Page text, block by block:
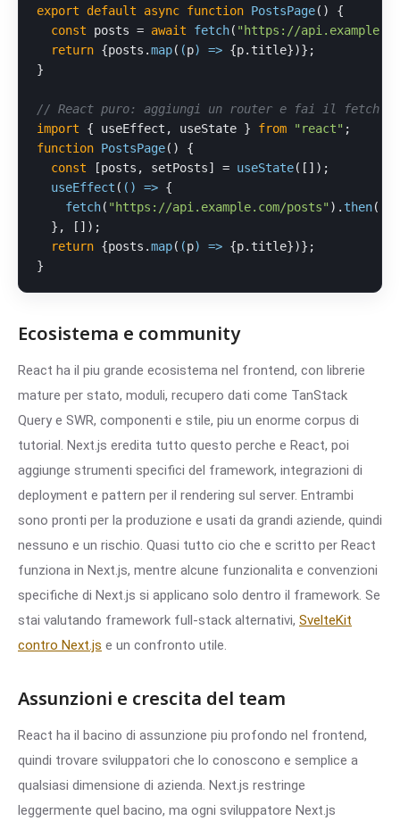
export
default async function PostsPage( ) {
const posts = await fetch( "https://
return {posts.map( (p) => {p. title})};
}
// React puro: aggiungi un router e fai il fetch
import { useEffect, useState } from "react"
function PostsPage( ) {
const [posts, setPosts] = useState([]);
useEffect ( () => {
fetch( "https://api.example.com/posts" ). then(
  }, []);
return {posts.map( (p) => {p. title})};
}
Ecosistema e community
React ha il piu grande ecosistema nel frontend, con librerie
mature per stato, moduli, recupero dati come TanStack
Query e SWR, componenti e stile, piu un enorme corpus di
tutorial. Next.js eredita tutto questo perche e React, poi
aggiunge strumenti specifici del framework, integrazioni di
deployment e pattern per il rendering sul server. Entrambi
sono pronti per la produzione e usati da grandi aziende, quindi
nessuno e un rischio. Quasi tutto cio che e scritto per React
funziona in Next.js, mentre alcune funzionalita e convenzioni
specifiche di Next.js si applicano solo dentro il framework. Se
stai valutando framework full-stack alternativi, SvelteKit
contro Next.js e un confronto utile.
Assunzioni e crescita del team
React ha il bacino di assunzione piu profondo nel frontend,
quindi trovare sviluppatori che lo conoscono e semplice a
qualsiasi dimensione di azienda. Next.js restringe
leggermente quel bacino, ma ogni sviluppatore Next.js